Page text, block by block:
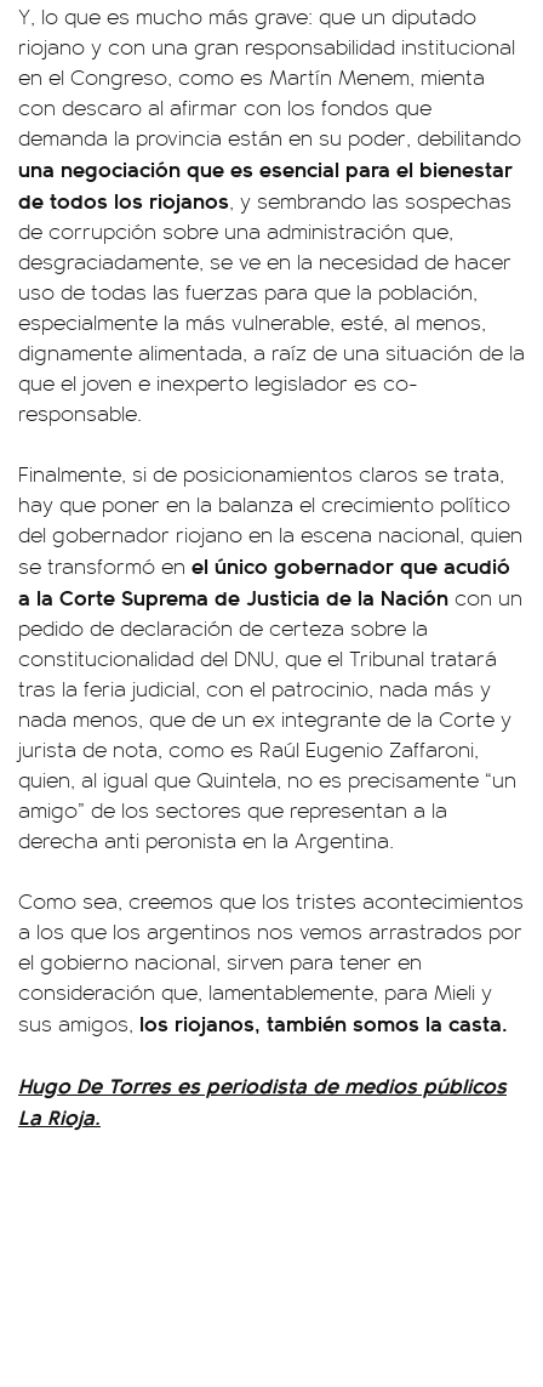
Y, lo que es mucho más grave: que un diputado
riojano y con una gran responsabilidad institucional
en el Congreso, como es Martín Menem, mienta
con descaro al afirmar con los fondos que
demanda la provincia están en su poder, debilitando
una negociación que es esencial para el bienestar
de todos los riojanos, y sembrando las sospechas
de corrupción sobre una administración que,
desgraciadamente, se ve en la necesidad de hacer
uso de todas las fuerzas para que la población,
especialmente la más vulnerable, esté, al menos,
dignamente alimentada, a raíz de una situación de la
que el joven e inexperto legislador es co-
responsable.
Finalmente, si de posicionamientos claros se trata,
hay que poner en la balanza el crecimiento político
del gobernador riojano en la escena nacional, quien
se transformó en el único gobernador que acudió
a la Corte Suprema de Justicia de la Nación con un
pedido de declaración de certeza sobre la
constitucionalidad del DNU, que el Tribunal tratará
tras la feria judicial, con el patrocinio, nada más y
nada menos, que de un ex integrante de la Corte y
jurista de nota, como es Raúl Eugenio Zaffaroni,
quien, al igual que Quintela, no es precisamente “un
amigo” de los sectores que representan a la
derecha anti peronista en la Argentina.
Como sea, creemos que los tristes acontecimientos
a los que los argentinos nos vemos arrastrados por
el gobierno nacional, sirven para tener en
consideración que, lamentablemente, para Mieli y
sus amigos, los riojanos, también somos la casta.
Hugo De Torres es periodista de medios públicos
La Rioja.